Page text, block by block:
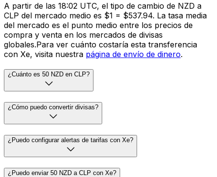
A partir de las 18:02 UTC, el tipo de cambio de NZD a
CLP del mercado medio es $1 = $537.94. La tasa media
del mercado es el punto medio entre los precios de
compra y venta en los mercados de divisas
globales.Para ver cuánto costaría esta transferencia
con Xe, visita nuestra página de envío de dinero.
¿Cuánto es 50 NZD en CLP?
¿Cómo puedo convertir divisas?
¿Puedo configurar alertas de tarifas con Xe?
¿Puedo enviar 50 NZD a CLP con Xe?